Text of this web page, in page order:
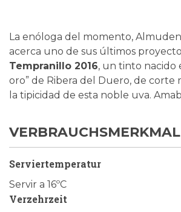
La enóloga del momento,
acerca uno de sus últimos
Tempranillo 2016, un tinto nacido
oro” de Ribera del Duero, de corte
la tipicidad de esta noble uva.
Serviertemperatur
Servir a 16ºC
Verzehrzeit